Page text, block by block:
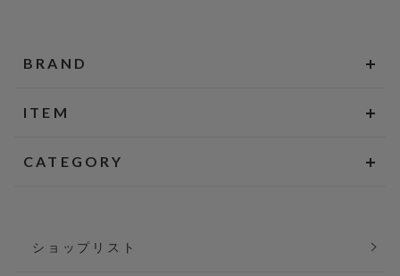
BRAND
ITEM
CATEGORY
ショップリスト